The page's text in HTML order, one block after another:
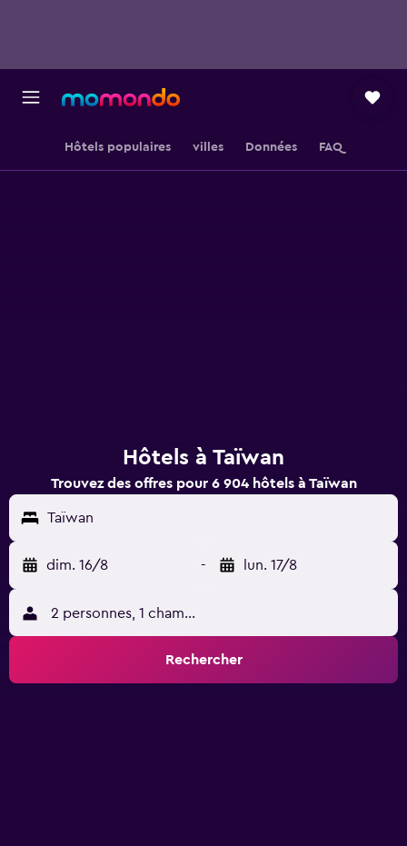
Hôtels populaires villes Données FAQ
Hôtels à Taïwan
Trouvez des offres pour 6 904 hôtels à Taïwan
Taïwan
dim. 16/8 - lun. 17/8
2 personnes, 1 chambre
Rechercher